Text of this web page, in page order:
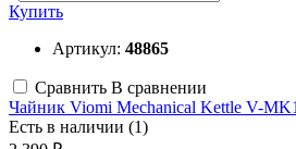
Купить
Артикул: 48865
Сравнить В сравнении
Чайник Viomi Mechanical Kettle V-
Есть в наличии (1)